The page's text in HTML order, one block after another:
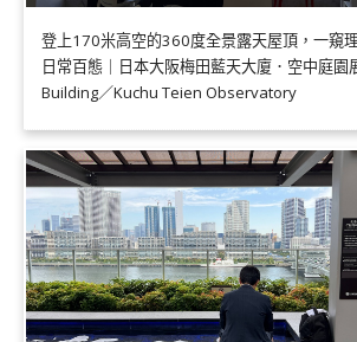
登上170米高空的360度全景露天屋頂，一窺
日常百態｜日本大阪梅田藍天大廈．空中庭園
Building／Kuchu Teien Observatory